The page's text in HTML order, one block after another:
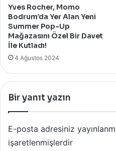
Yves Rocher, Momo
Bodrum’da Yer Alan Yeni
Summer Pop-Up
Mağazasını Özel Bir Davet
İle Kutladı!
4 Ağustos 2024
Bir yanıt yazın
E-posta adresiniz
işaretlenmişlerdir